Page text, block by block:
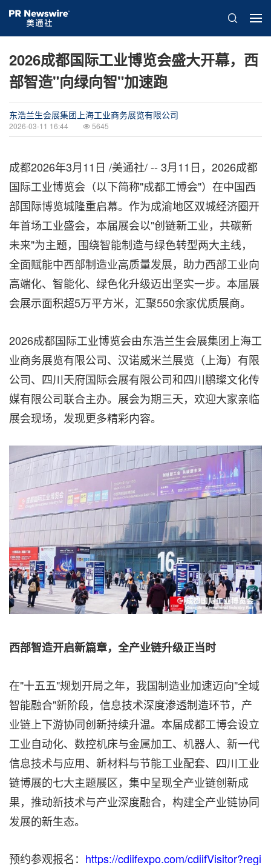
2026成都国际工业博览会盛大开幕，西
部智造"向绿向智"加速跑
东浩兰生会展集团上海工业商务展览有限公司
2026-03-11 16:44 5645
成都2026年3月11日 /美通社/ -- 3月11日，2026成都
国际工业博览会（以下简称"成都工博会"）在中国西
部国际博览城隆重启幕。作为成渝地区双城经济圈开
年首场工业盛会，本届展会以"创链新工业，共碳新
未来"为主题，围绕智能制造与绿色转型两大主线，
全面赋能中西部制造业高质量发展，助力西部工业向
高端化、智能化、绿色化升级迈出坚实一步。本届展
会展示面积超5万平方米，汇聚550余家优质展商。
2026成都国际工业博览会由东浩兰生会展集团上海工
业商务展览有限公司、汉诺威米兰展览（上海）有限
公司、四川天府国际会展有限公司和四川鹏璨文化传
媒有限公司联合主办。展会为期三天，欢迎大家亲临
展会现场，发现更多精彩内容。
西部智造开启新篇章，全产业链升级正当时
在"十五五"规划开局之年，我国制造业加速迈向"全域
智能融合"新阶段，信息技术深度渗透制造环节，产
业链上下游协同创新持续升温。本届成都工博会设立
工业自动化、数控机床与金属加工、机器人、新一代
信息技术与应用、新材料与节能工业配套、四川工业
链博展的七大主题展区，集中呈现全产业链创新成
果，推动新技术与产业深度融合，构建全产业链协同
发展的新生态。
预约参观报名： https://cdiifexpo.com/cdiifVisitor?regi